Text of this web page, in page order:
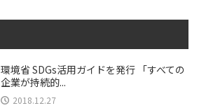
環境省 SDGs活用ガイドを発行 「すべての
企業が持続的...
2018.12.27